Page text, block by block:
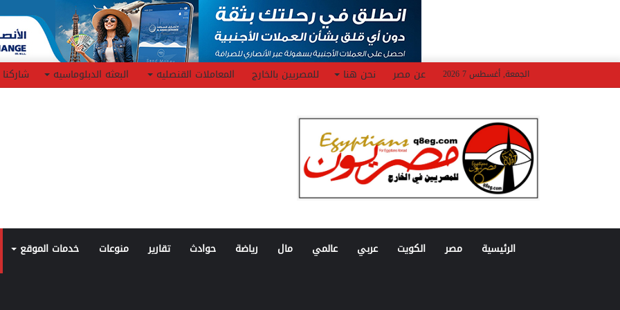
الجمعة, أغسطس 7 2026 عن مصر نحن هنا للمصريين بالخارج المعاملات القنصليه البعثه الدبلوماسيه شاركنا
الرئيسية مصر الكويت عربي عالمي مال رياضة حوادث تقارير منوعات خدمات الموقع